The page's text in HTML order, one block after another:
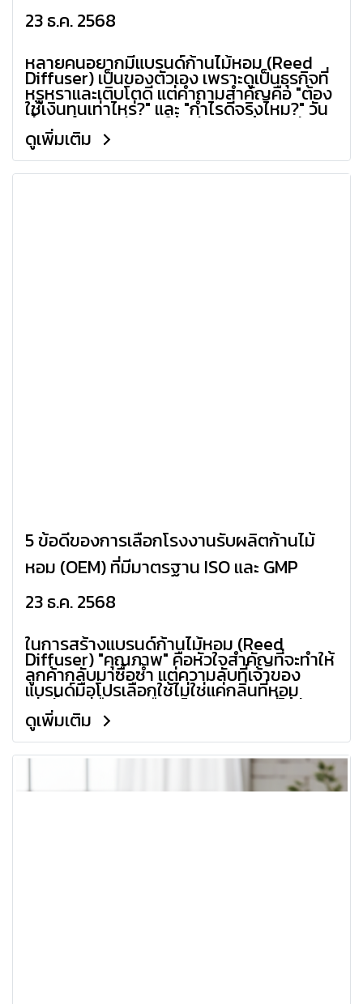
23 ธ.ค. 2568
หลายคนอยากมีแบรนด์ก้านไม้หอม (Reed
Diffuser) เป็นของตัวเอง เพราะดูเป็นธุรกิจที่
หรูหราและเติบโตดี แต่คำถามสำคัญคือ "ต้อง
ใช้เงินทุนเท่าไหร่?" และ "กำไรดีจริงไหม?" วัน
นี้เราจะมากางตัวเลขให้ดูกันแบบเน้นๆ ครับ
ดูเพิ่มเติม
5 ข้อดีของการเลือกโรงงานรับผลิตก้านไม้
หอม (OEM) ที่มีมาตรฐาน ISO และ GMP
23 ธ.ค. 2568
ในการสร้างแบรนด์ก้านไม้หอม (Reed
Diffuser) "คุณภาพ" คือหัวใจสำคัญที่จะทำให้
ลูกค้ากลับมาซื้อซ้ำ แต่ความลับที่เจ้าของ
แบรนด์มือโปรเลือกใช้ไม่ใช่แค่กลิ่นที่หอม
เท่านั้น แต่คือการเลือก โรงงานผลิตที่ได้รับ
มาตรฐาน ISO และ GMP วันนี้เราจะพาไปดูว่า
5 ข้อดีที่คุณจะได้รับมีอะไรบ้าง
ดูเพิ่มเติม